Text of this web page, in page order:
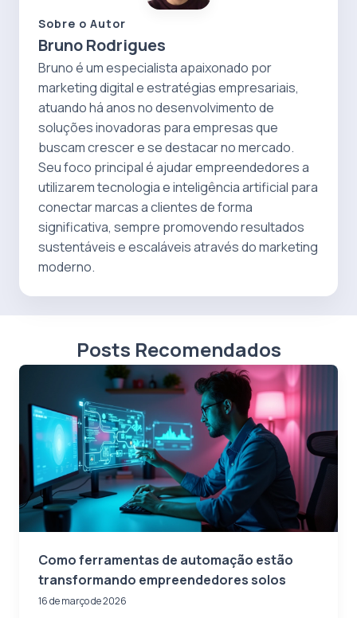
Sobre o Autor
Bruno Rodrigues
Bruno é um especialista apaixonado por
marketing digital e estratégias empresariais,
atuando há anos no desenvolvimento de
soluções inovadoras para empresas que
buscam crescer e se destacar no mercado.
Seu foco principal é ajudar empreendedores a
utilizarem tecnologia e inteligência artificial para
conectar marcas a clientes de forma
significativa, sempre promovendo resultados
sustentáveis e escaláveis através do marketing
moderno.
Posts Recomendados
Como ferramentas de automação estão
transformando empreendedores solos
16 de março de 2026